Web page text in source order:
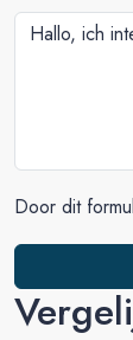
Door dit